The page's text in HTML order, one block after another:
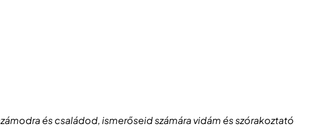
és családod, ismerőseid számára vidám és szórakoztató